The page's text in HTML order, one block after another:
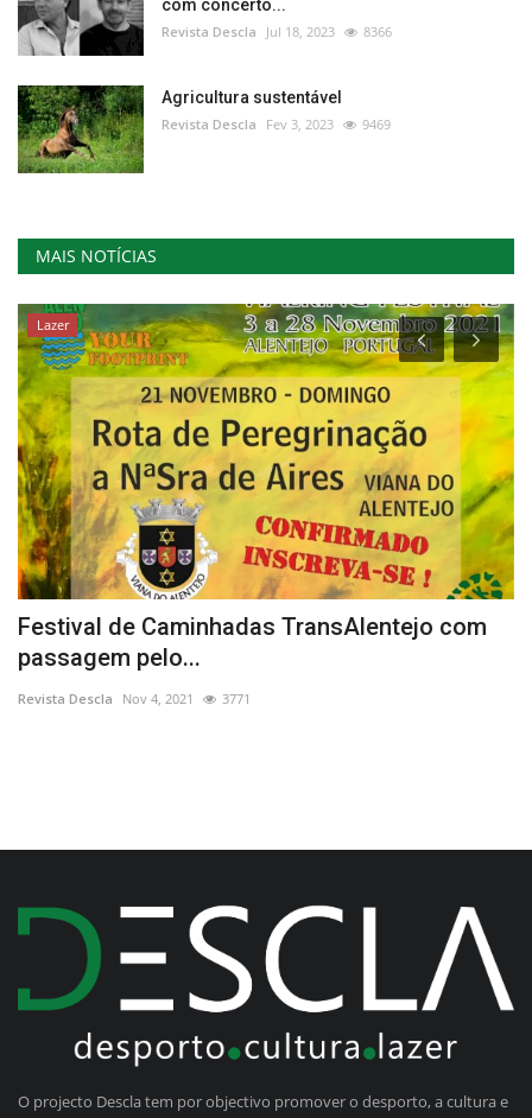
com concerto...
Revista Descla Jul 18, 2023 8366
Agricultura sustentável
Revista Descla Fev 3, 2023 9469
MAIS NOTÍCIAS
Lazer
Festival de Caminhadas TransAlentejo com
passagem pelo...
Revista Descla Nov 4, 2021 3771
O projecto Descla tem por objectivo promover o desporto, a cultura e